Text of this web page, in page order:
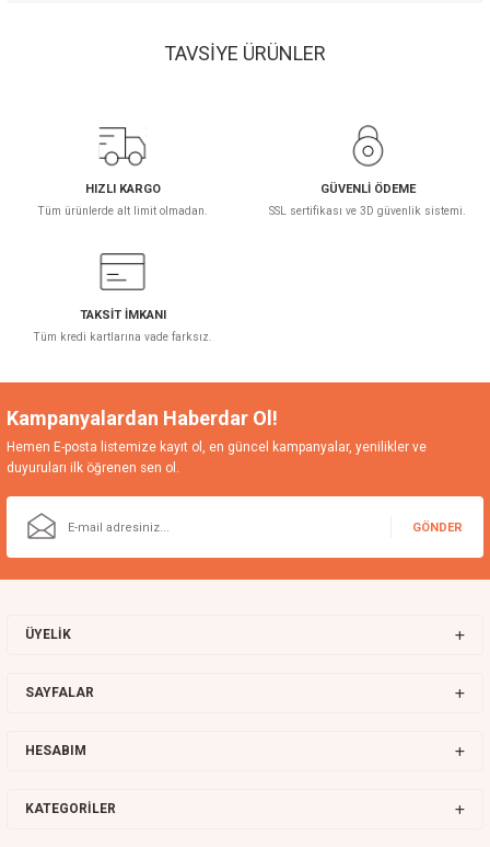
TAVSİYE ÜRÜNLER
HIZLI KARGO
Tüm ürünlerde alt limit olmadan.
GÜVENLİ ÖDEME
SSL sertifikası ve 3D güvenlik sistemi.
TAKSİT İMKANI
Tüm kredi kartlarına vade farksız.
Kampanyalardan Haberdar Ol!
Hemen E-posta listemize kayıt ol, en güncel kampanyalar, yenilikler ve
duyuruları ilk öğrenen sen ol.
GÖNDER
ÜYELİK
SAYFALAR
HESABIM
KATEGORİLER